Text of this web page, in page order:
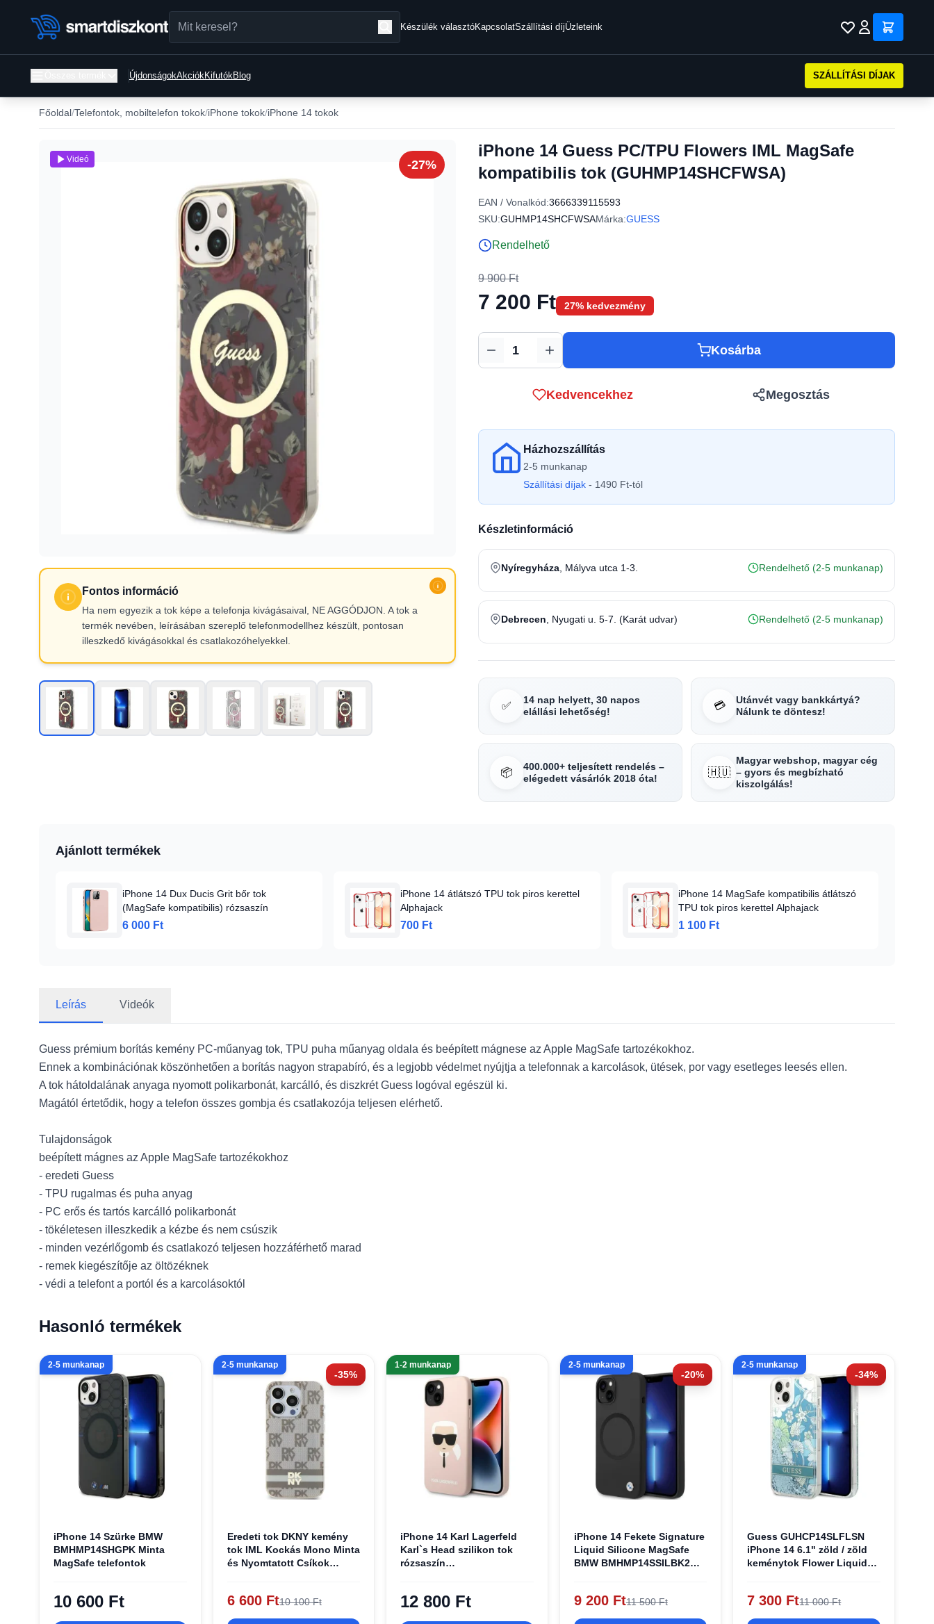
Készülék választóKapcsolatSzállítási díjÜzleteink
ÚjdonságokAkciókKifutókBlog SZÁLLÍTÁSI DÍJAK
Főoldal Telefontok, mobiltelefon tokok iPhone tokok iPhone 14 tokok
Fontos információ
Ha nem egyezik a tok képe a telefonja kivágásaival, NE AGGÓDJON. A tok a
termék nevében, leírásában szereplő telefonmodellhez készült, pontosan
illeszkedő kivágásokkal és csatlakozóhelyekkel.
Videó -27%
iPhone 14 Guess PC/TPU Flowers IML MagSafe
kompatibilis tok (GUHMP14SHCFWSA)
EAN / Vonalkód:3666339115593
SKU:GUHMP14SHCFWSAMárka:GUESS
Rendelhető
9 900 Ft
7 200 Ft 27% kedvezmény
Mennyiség Kosárba
Kedvencekhez Megosztás
Házhozszállítás
2-5 munkanap
Szállítási díjak - 1490 Ft-tól
Készletinformáció
Nyíregyháza , Mályva utca 1-3. Rendelhető (2-5 munkanap)
Debrecen , Nyugati u. 5-7. (Karát udvar) Rendelhető (2-5 munkanap)
✅
14 nap helyett, 30 napos
elállási lehetőség!
💳
Utánvét vagy bankkártyá?
Nálunk te döntesz!
📦
400.000+ teljesített rendelés –
elégedett vásárlók 2018 óta!
🇭🇺
Magyar webshop, magyar cég
– gyors és megbízható
kiszolgálás!
Ajánlott termékek
iPhone 14 Dux Ducis Grit bőr tok
(MagSafe kompatibilis) rózsaszín
6 000 Ft
iPhone 14 átlátszó TPU tok piros kerettel
Alphajack
700 Ft
iPhone 14 MagSafe kompatibilis átlátszó
TPU tok piros kerettel Alphajack
1 100 Ft
Leírás Videók
Guess prémium borítás kemény PC-műanyag tok, TPU puha műanyag oldala és beépített mágnese az Apple MagSafe tartozékokhoz.
Ennek a kombinációnak köszönhetően a borítás nagyon strapabíró, és a legjobb védelmet nyújtja a telefonnak a karcolások, ütések, por vagy esetleges leesés ellen.
A tok hátoldalának anyaga nyomott polikarbonát, karcálló, és diszkrét Guess logóval egészül ki.
Magától értetődik, hogy a telefon összes gombja és csatlakozója teljesen elérhető.
Tulajdonságok
beépített mágnes az Apple MagSafe tartozékokhoz
- eredeti Guess
- TPU rugalmas és puha anyag
- PC erős és tartós karcálló polikarbonát
- tökéletesen illeszkedik a kézbe és nem csúszik
- minden vezérlőgomb és csatlakozó teljesen hozzáférhető marad
- remek kiegészítője az öltözéknek
- védi a telefont a portól és a karcolásoktól
Hasonló termékek
2-5 munkanap
iPhone 14 Szürke BMW
BMHMP14SHGPK Minta
MagSafe telefontok
10 600 Ft
-35%
2-5 munkanap
Eredeti tok DKNY kemény
tok IML Kockás Mono Minta
és Nyomtatott Csíkok
14 bézs
6 600 Ft10 100 Ft
1-2 munkanap
iPhone 14 Karl Lagerfeld
Karl`s Head szilikon tok
rózsaszín
12 800 Ft
-20%
2-5 munkanap
iPhone 14 Fekete Signature
Liquid Silicone MagSafe
BMW BMHMP14SSILBK2
9 200 Ft11 500 Ft
-34%
2-5 munkanap
Guess GUHCP14SLFLSN
iPhone 14 6.1" zöld / zöld
keménytok Flower Liquid
7 300 Ft11 000 Ft